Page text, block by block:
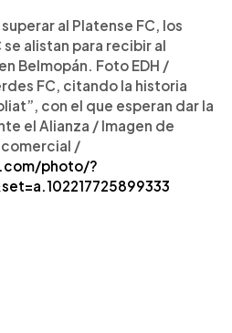
superar al Platense FC, los
alistan para recibir al
Belmopán. Foto EDH /
FC, citando la historia
con el que esperan dar la
el Alianza / Imagen de
/
photo/?